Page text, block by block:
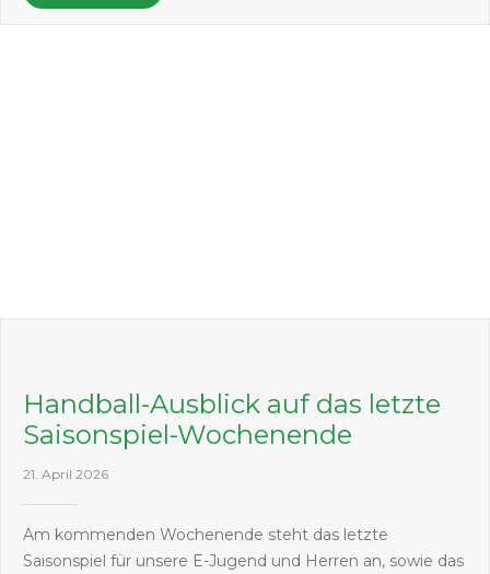
Handball-Ausblick auf das letzte
Saisonspiel-Wochenende
21. April 2026
Am kommenden Wochenende steht das letzte
Saisonspiel für unsere E-Jugend und Herren an, sowie das